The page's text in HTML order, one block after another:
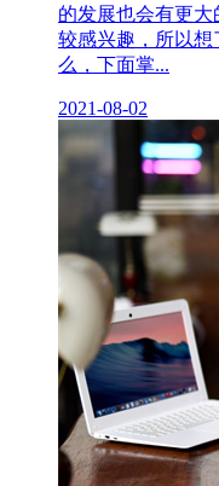
的发展也会有更
较感兴趣，所以
么，下面掌...
2021-08-02